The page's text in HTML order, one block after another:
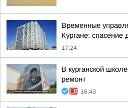
Временные
Кургане:
17:24
В курганской
ремонт
16:43